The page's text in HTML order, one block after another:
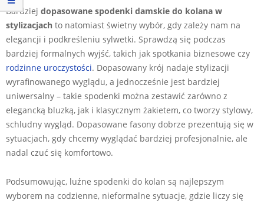
Bardziej dopasowane spodenki damskie do kolana w
stylizacjach to natomiast świetny wybór, gdy zależy nam na
elegancji i podkreśleniu sylwetki. Sprawdzą się podczas
bardziej formalnych wyjść, takich jak spotkania biznesowe czy
rodzinne uroczystości. Dopasowany krój nadaje stylizacji
wyrafinowanego wyglądu, a jednocześnie jest bardziej
uniwersalny – takie spodenki można zestawić zarówno z
elegancką bluzką, jak i klasycznym żakietem, co tworzy stylowy,
schludny wygląd. Dopasowane fasony dobrze prezentują się w
sytuacjach, gdy chcemy wyglądać bardziej profesjonalnie, ale
nadal czuć się komfortowo.
Podsumowując, luźne spodenki do kolan są najlepszym
wyborem na codzienne, nieformalne sytuacje, gdzie liczy się